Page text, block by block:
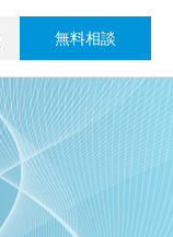
無料相談